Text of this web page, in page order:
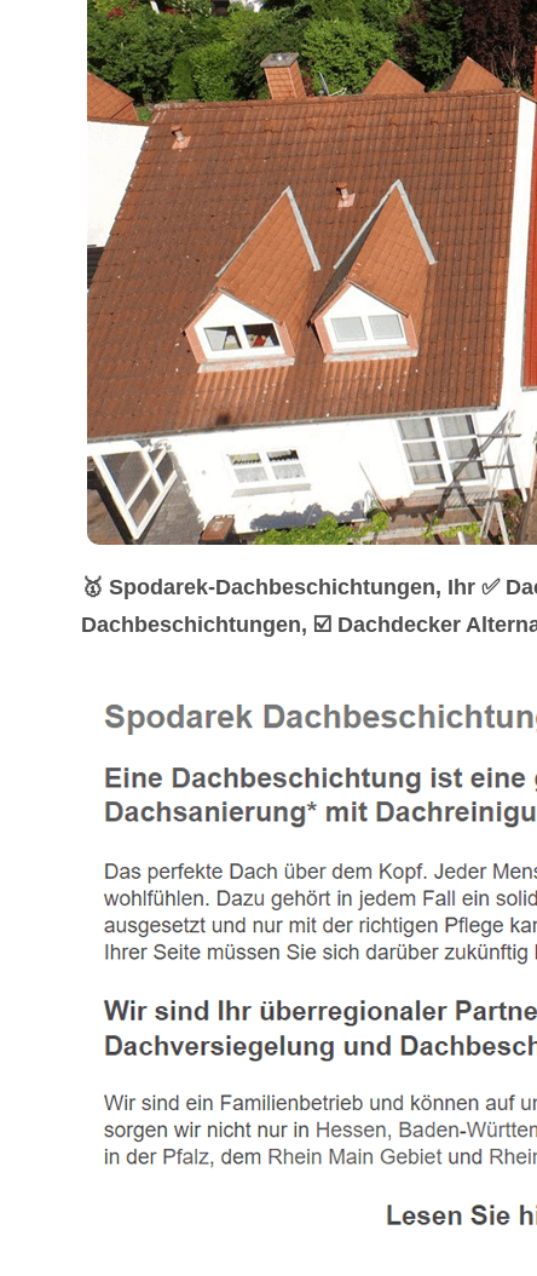
🥇 Spodarek-Dachbeschichtungen, Ihr ✅
Dachbeschichtungen, ☑️ Dachdecker